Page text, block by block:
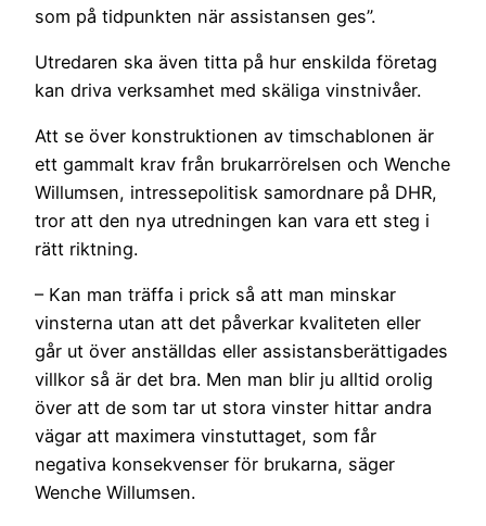
som på tidpunkten när assistansen ges”.
Utredaren ska även titta på hur enskilda företag
kan driva verksamhet med skäliga vinstnivåer.
Att se över konstruktionen av timschablonen är
ett gammalt krav från brukarrörelsen och Wenche
Willumsen, intressepolitisk samordnare på DHR,
tror att den nya utredningen kan vara ett steg i
rätt riktning.
– Kan man träffa i prick så att man minskar
vinsterna utan att det påverkar kvaliteten eller
går ut över anställdas eller assistansberättigades
villkor så är det bra. Men man blir ju alltid orolig
över att de som tar ut stora vinster hittar andra
vägar att maximera vinstuttaget, som får
negativa konsekvenser för brukarna, säger
Wenche Willumsen.